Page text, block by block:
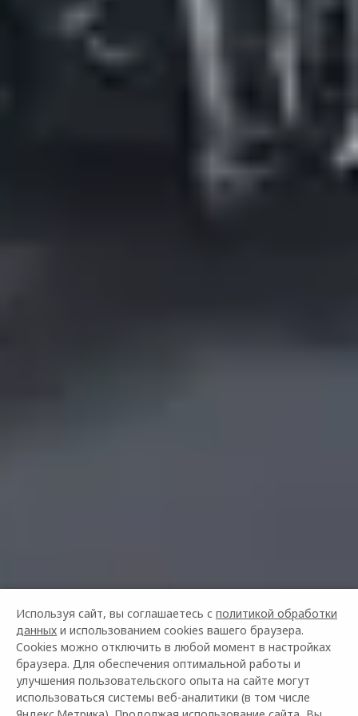
Используя сайт, вы соглашаетесь с политикой обработки
данных и использованием cookies вашего браузера.
Cookies можно отключить в любой момент в настройках
браузера. Для обеспечения оптимальной работы и
улучшения пользовательского опыта на сайте могут
использоваться системы веб-аналитики (в том числе